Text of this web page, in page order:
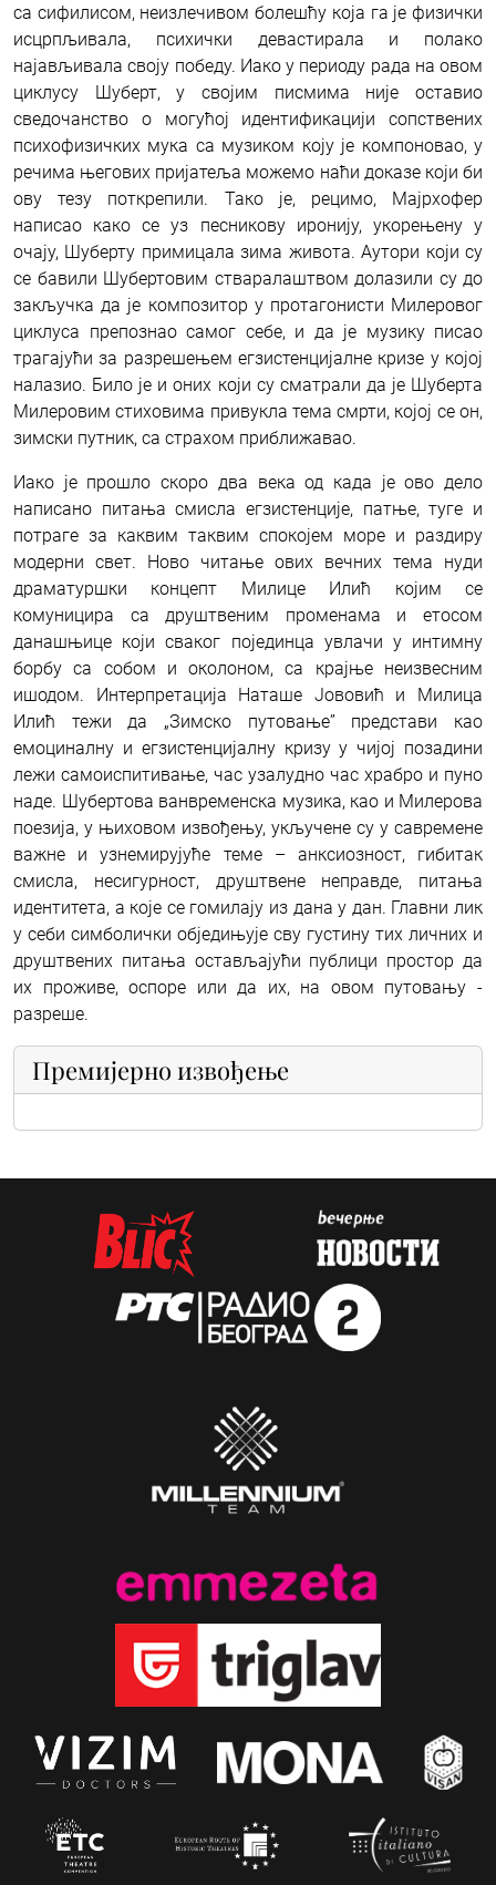
са сифилисом, неизлечивом болешћу која га је физички
исцрпљивала, психички девастирала и полако
најављивала своју победу. Иако у периоду рада на овом
циклусу Шуберт, у својим писмима није оставио
сведочанство о могућој идентификацији сопствених
психофизичких мука са музиком коју је компоновао, у
речима његових пријатеља можемо наћи доказе који би
ову тезу поткрепили. Тако је, рецимо, Мајрхофер
написао како се уз песникову иронију, укорењену у
очају, Шуберту примицала зима живота. Аутори који су
се бавили Шубертовим стваралаштвом долазили су до
закључка да је композитор у протагонисти Милеровог
циклуса препознао самог себе, и да је музику писао
трагајући за разрешењем егзистенцијалне кризе у којој
налазио. Било је и оних који су сматрали да је Шуберта
Милеровим стиховима привукла тема смрти, којој се он,
зимски путник, са страхом приближавао.
Иако је прошло скоро два века од када је ово дело
написано питања смисла егзистенције, патње, туге и
потраге за каквим таквим спокојем море и раздиру
модерни свет. Ново читање ових вечних тема нуди
драматуршки концепт Милице Илић којим се
комуницира са друштвеним променама и етосом
данашњице који сваког појединца увлачи у интимну
борбу са собом и околоном, са крајње неизвесним
ишодом. Интерпретација Наташе Јововић и Милица
Илић тежи да „Зимско путовање” представи као
емоциналну и егзистенцијалну кризу у чијој позадини
лежи самоиспитивање, час узалудно час храбро и пуно
наде. Шубертова ванвременска музика, као и Милерова
поезија, у њиховом извођењу, укључене су у савремене
важне и узнемирујуће теме – анксиозност, гибитак
смисла, несигурност, друштвене неправде, питања
идентитета, а које се гомилају из дана у дан. Главни лик
у себи симболички обједињује сву густину тих личних и
друштвених питања остављајући публици простор да
их проживе, оспоре или да их, на овом путовању -
разреше.
Премијерно извођење